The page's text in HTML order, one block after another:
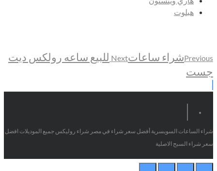
هبلوت
Previousشراء ساعاتNext للبيع ساعه رولكس ديت
جست
شراء الساعات السويسرية أفضل سعر شراء في مصر شراء روليكس جميع الموديلات افضل
سعر شراء السبح الاصلية